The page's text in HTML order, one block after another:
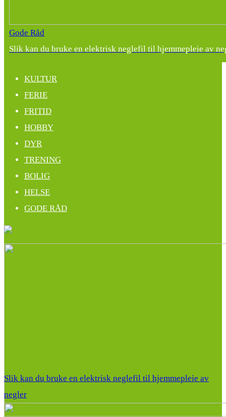
Gode Råd
Slik kan du bruke en elektrisk neglefil til hjemmepleie av
KULTUR
FERIE
FRITID
HOBBY
DYR
TRENING
BOLIG
HELSE
GODE RÅD
Slik kan du bruke en elektrisk neglefil til hjemmepleie av
negler